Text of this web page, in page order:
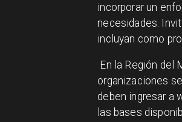
incorporar un
necesidades.
incluyan como
En la Región del
organizaciones
deben ingresar a
las bases